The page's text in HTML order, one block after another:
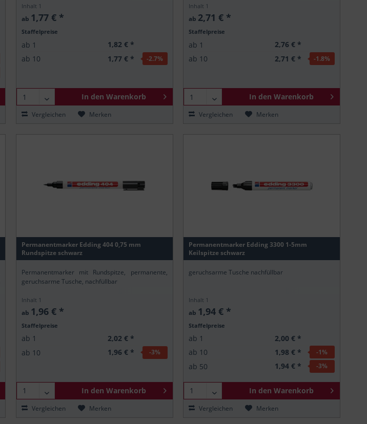
Inhalt 1
ab 1,77 € *
Staffelpreise
ab 1
1,82 € *
ab 10 1,77 € * -2.7%
In den Warenkorb
Vergleichen Merken
Inhalt 1
ab 2,71 € *
Staffelpreise
ab 1
2,76 € *
ab 10 2,71 € * -1.8%
In den Warenkorb
Vergleichen Merken
Permanentmarker Edding 404 0,75 mm
Rundspitze schwarz
Permanentmarker mit Rundspitze, permanente,
geruchsarme Tusche, nachfüllbar
Inhalt 1
ab 1,96 € *
Staffelpreise
ab 1
2,02 € *
ab 10 1,96 € * -3%
In den Warenkorb
Vergleichen Merken
Permanentmarker Edding 3300 1-5mm
Keilspitze schwarz
geruchsarme Tusche nachfüllbar
Inhalt 1
ab 1,94 € *
Staffelpreise
ab 1
2,00 € *
ab 10 1,98 € * -1%
ab 50 1,94 € * -3%
In den Warenkorb
Vergleichen Merken